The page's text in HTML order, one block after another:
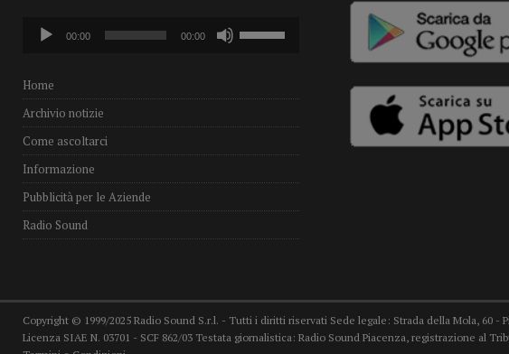
Audio
Player
00:00 00:00
i
su/giù
o
il
Home
Archivio notizie
Come ascoltarci
Informazione
Pubblicità per le Aziende
Radio Sound
Copyright © 1999/2025 Radio Sound S.r.l. - Tutti i diritti riservati Sede legale: Strada della Mola, 60 -
Licenza SIAE N. 03701 - SCF 862/03 Testata giornalistica: Radio Sound Piacenza, registrazione al